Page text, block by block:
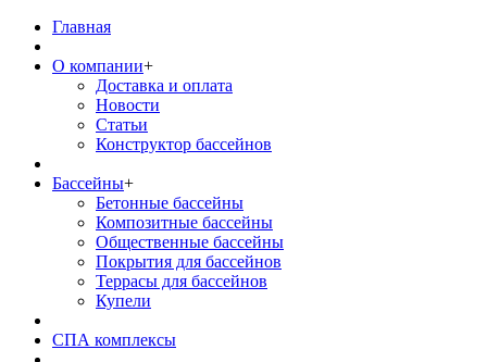
Главная
О компании+
Доставка и оплата
Новости
Статьи
Конструктор бассейнов
Бассейны+
Бетонные бассейны
Композитные бассейны
Общественные бассейны
Покрытия для бассейнов
Террасы для бассейнов
Купели
СПА комплексы